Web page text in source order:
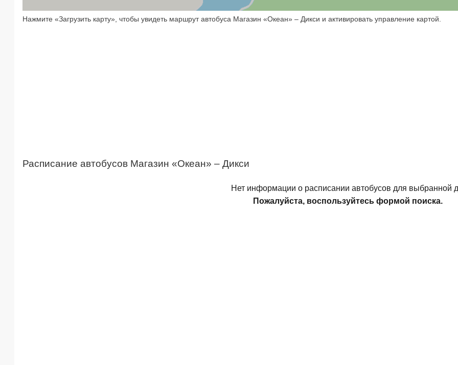
Нажмите «Загрузить карту», чтобы увидеть маршрут автобуса Магазин «Океан» – Дикси и активировать управление картой.
Расписание автобусов Магазин «Океан» – Дикси
Нет информации о расписании автобусов для выбранной
Пожалуйста, воспользуйтесь формой поиска.